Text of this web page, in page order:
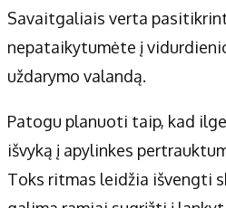
Savaitgaliais verta
nepataikytumėte į
uždarymo valandą.
Patogu planuoti taip, kad
išvyką į apylinkes
Toks ritmas leidžia išvengti